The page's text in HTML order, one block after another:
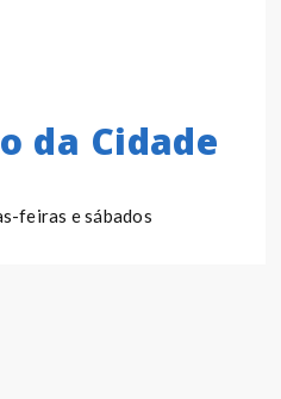
da Cidade
feiras e sábados